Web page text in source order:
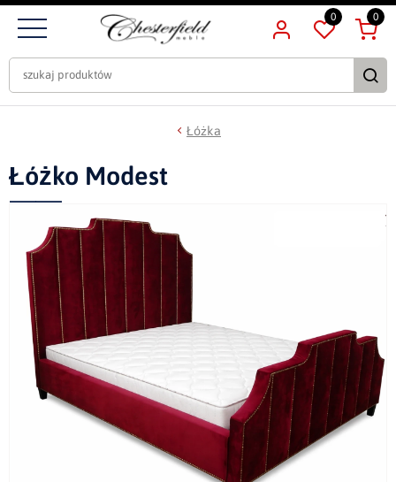
0 0
Łóżka
Łóżko Modest